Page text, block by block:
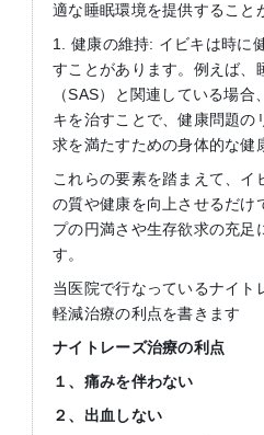
適な睡眠環境を提供すること
1. 健康の維持: イビキは時に
すことがあります。例えば、
（SAS）と関連している場
キを治すことで、健康問題の
求を満たすための身体的な健
これらの要素を踏まえて、イ
の質や健康を向上させるだけ
プの円満さや生存欲求の充足
す。
当医院で行なっているナイト
軽減治療の利点を書きます
ナイトレーズ治療の利点
１、痛みを伴わない
２、出血しない